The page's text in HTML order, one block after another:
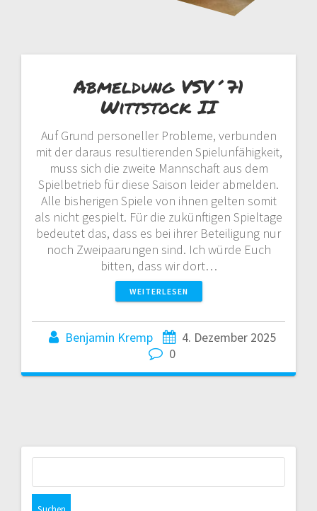
Abmeldung VSV´71
Wittstock II
Auf Grund personeller Probleme, verbunden
mit der daraus resultierenden Spielunfähigkeit,
muss sich die zweite Mannschaft aus dem
Spielbetrieb für diese Saison leider abmelden.
Alle bisherigen Spiele von ihnen gelten somit
als nicht gespielt. Für die zukünftigen Spieltage
bedeutet das, dass es bei ihrer Beteiligung nur
noch Zweipaarungen sind. Ich würde Euch
bitten, dass wir dort…
WEITERLESEN
Benjamin Kremp
4. Dezember 2025
0